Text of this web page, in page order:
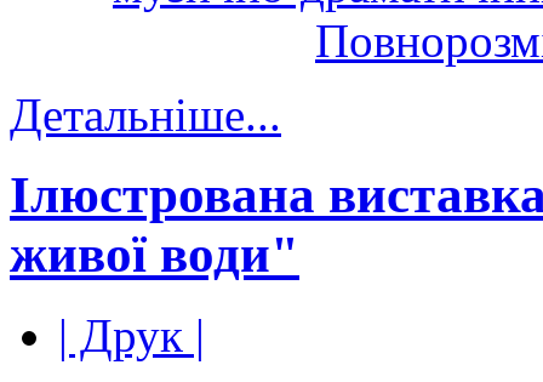
Детальніше...
Ілюстрована
живої води"
| Друк |